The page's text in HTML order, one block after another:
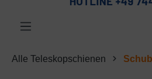
Alle Teleskopschienen